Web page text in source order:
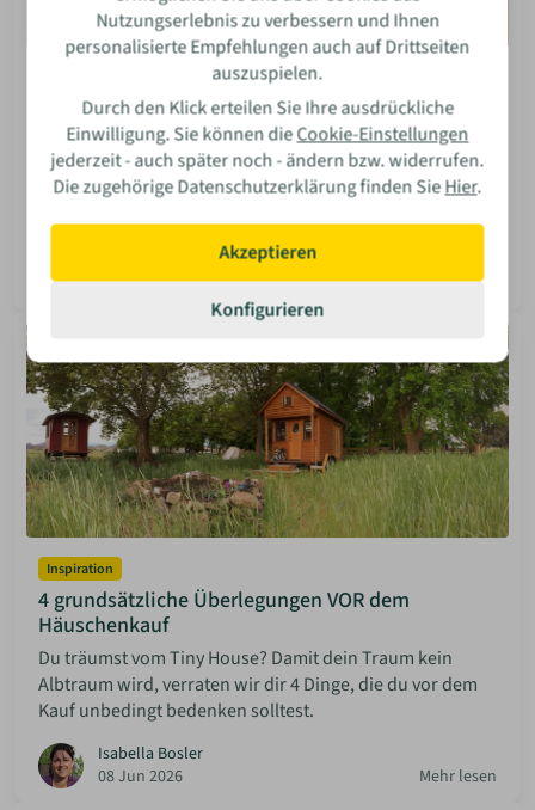
Leichte Montage von Gegenständen an der Wand
– ganz ohne Bohrer
Du richtest dein neues Zuhause ein? Wir zeigen dir, wie
du Gegenstände an der Wand befestigst, ohne dafür
bohren und unschöne Löcher hinterlassen zu müssen.
08 Jun 2026
Mehr lesen
Inspiration
4 grundsätzliche Überlegungen VOR dem
Häuschenkauf
Du träumst vom Tiny House? Damit dein Traum kein
Albtraum wird, verraten wir dir 4 Dinge, die du vor dem
Kauf unbedingt bedenken solltest.
Isabella Bosler
08 Jun 2026
Mehr lesen
Nutzungserlebnis zu verbessern und Ihnen
personalisierte Empfehlungen auch auf Drittseiten
auszuspielen.
Durch den Klick erteilen Sie Ihre ausdrückliche
Einwilligung. Sie können dieCookie-Einstellungen
jederzeit - auch später noch - ändern bzw. widerrufen.
Die zugehörige Datenschutzerklärung finden SieHier.
Akzeptieren
Konfigurieren